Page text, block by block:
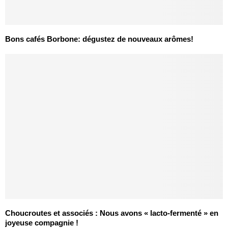
Bons cafés Borbone: dégustez de nouveaux arômes!
Choucroutes et associés : Nous avons « lacto-fermenté » en
joyeuse compagnie !